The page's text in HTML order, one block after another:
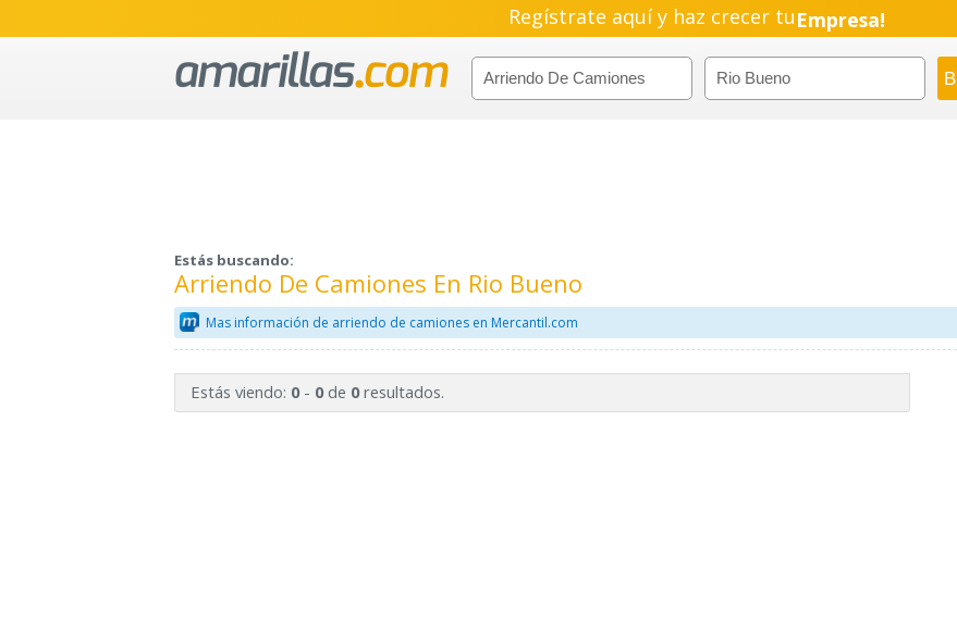
Regístrate aquí y haz crecer tuNegocio!
Pyme!
Emprendimiento!
Estás buscando:
Arriendo De Camiones En Rio Bueno
Mas información de arriendo de camiones en Mercantil.com
Estás viendo: 0- 0de 0resultados.